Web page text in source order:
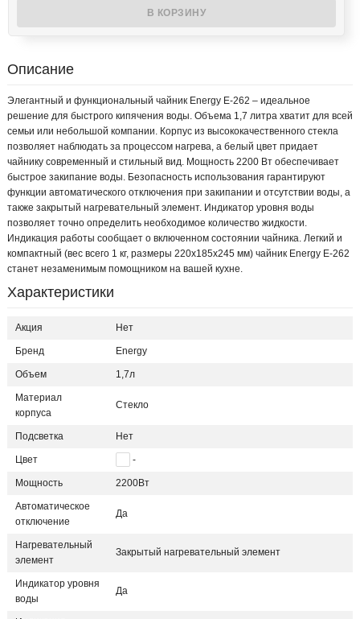
Описание
Элегантный и функциональный чайник Energy E-262 – идеальное
решение для быстрого кипячения воды. Объема 1,7 литра хватит для всей
семьи или небольшой компании. Корпус из высококачественного стекла
позволяет наблюдать за процессом нагрева, а белый цвет придает
чайнику современный и стильный вид. Мощность 2200 Вт обеспечивает
быстрое закипание воды. Безопасность использования гарантируют
функции автоматического отключения при закипании и отсутствии воды, а
также закрытый нагревательный элемент. Индикатор уровня воды
позволяет точно определить необходимое количество жидкости.
Индикация работы сообщает о включенном состоянии чайника. Легкий и
компактный (вес всего 1 кг, размеры 220x185x245 мм) чайник Energy E-262
станет незаменимым помощником на вашей кухне.
Характеристики
Акция Нет
Бренд Energy
Объем 1,7л
Материал
корпуса
Стекло
Подсветка Нет
Цвет -
Мощность 2200Вт
Автоматическое
отключение
Да
Нагревательный
элемент
Закрытый нагревательный элемент
Индикатор уровня
воды
Да